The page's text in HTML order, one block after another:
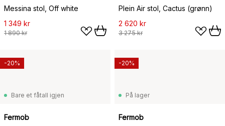
Messina stol, Off white
1 349 kr
1 890 kr
Plein Air stol, Cactus (grønn)
2 620 kr
3 275 kr
Bare et fåtall igjen
Fermob
-20%
På lager
Fermob
-20%